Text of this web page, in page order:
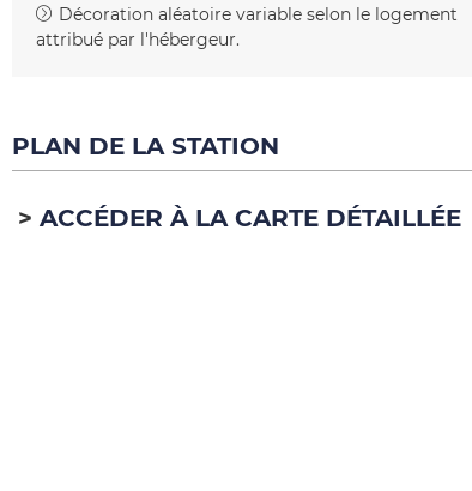
Décoration aléatoire variable selon le logement
attribué par l'hébergeur
PLAN DE LA STATION
ACCÉDER À LA CARTE DÉTAILLÉE